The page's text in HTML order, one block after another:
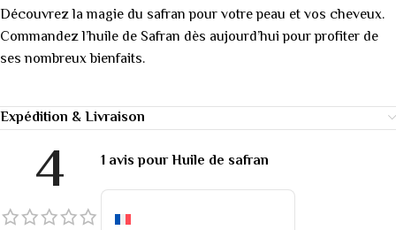
Découvrez la magie du safran pour votre peau et vos cheveux.
Commandez l’huile de Safran dès aujourd’hui pour profiter de
ses nombreux bienfaits.
Expédition & Livraison
4 1 avis pourHuile de safran